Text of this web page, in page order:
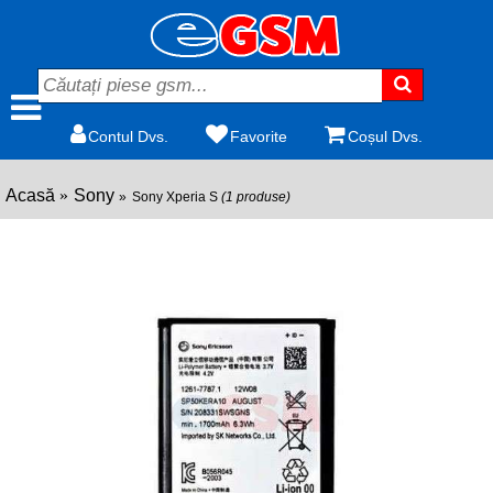
Contul Dvs. Favorite Coșul Dvs.
Acasă Sony Sony Xperia S (1 produse)